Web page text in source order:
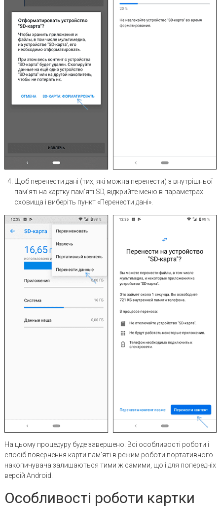
Щоб перенести дані (тих, які можна перенести) з внутрішньої
пам’яті на картку пам’яті SD, відкрийте меню в параметрах
сховища і виберіть пункт «Перенести дані».
На цьому процедуру буде завершено. Всі особливості роботи і
спосіб повернення карти пам’яті в режим роботи портативного
накопичувача залишаються тими ж самими, що і для попередніх
версій Android.
Особливості роботи картки